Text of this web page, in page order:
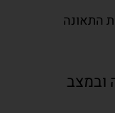
התאונה
ובמצב